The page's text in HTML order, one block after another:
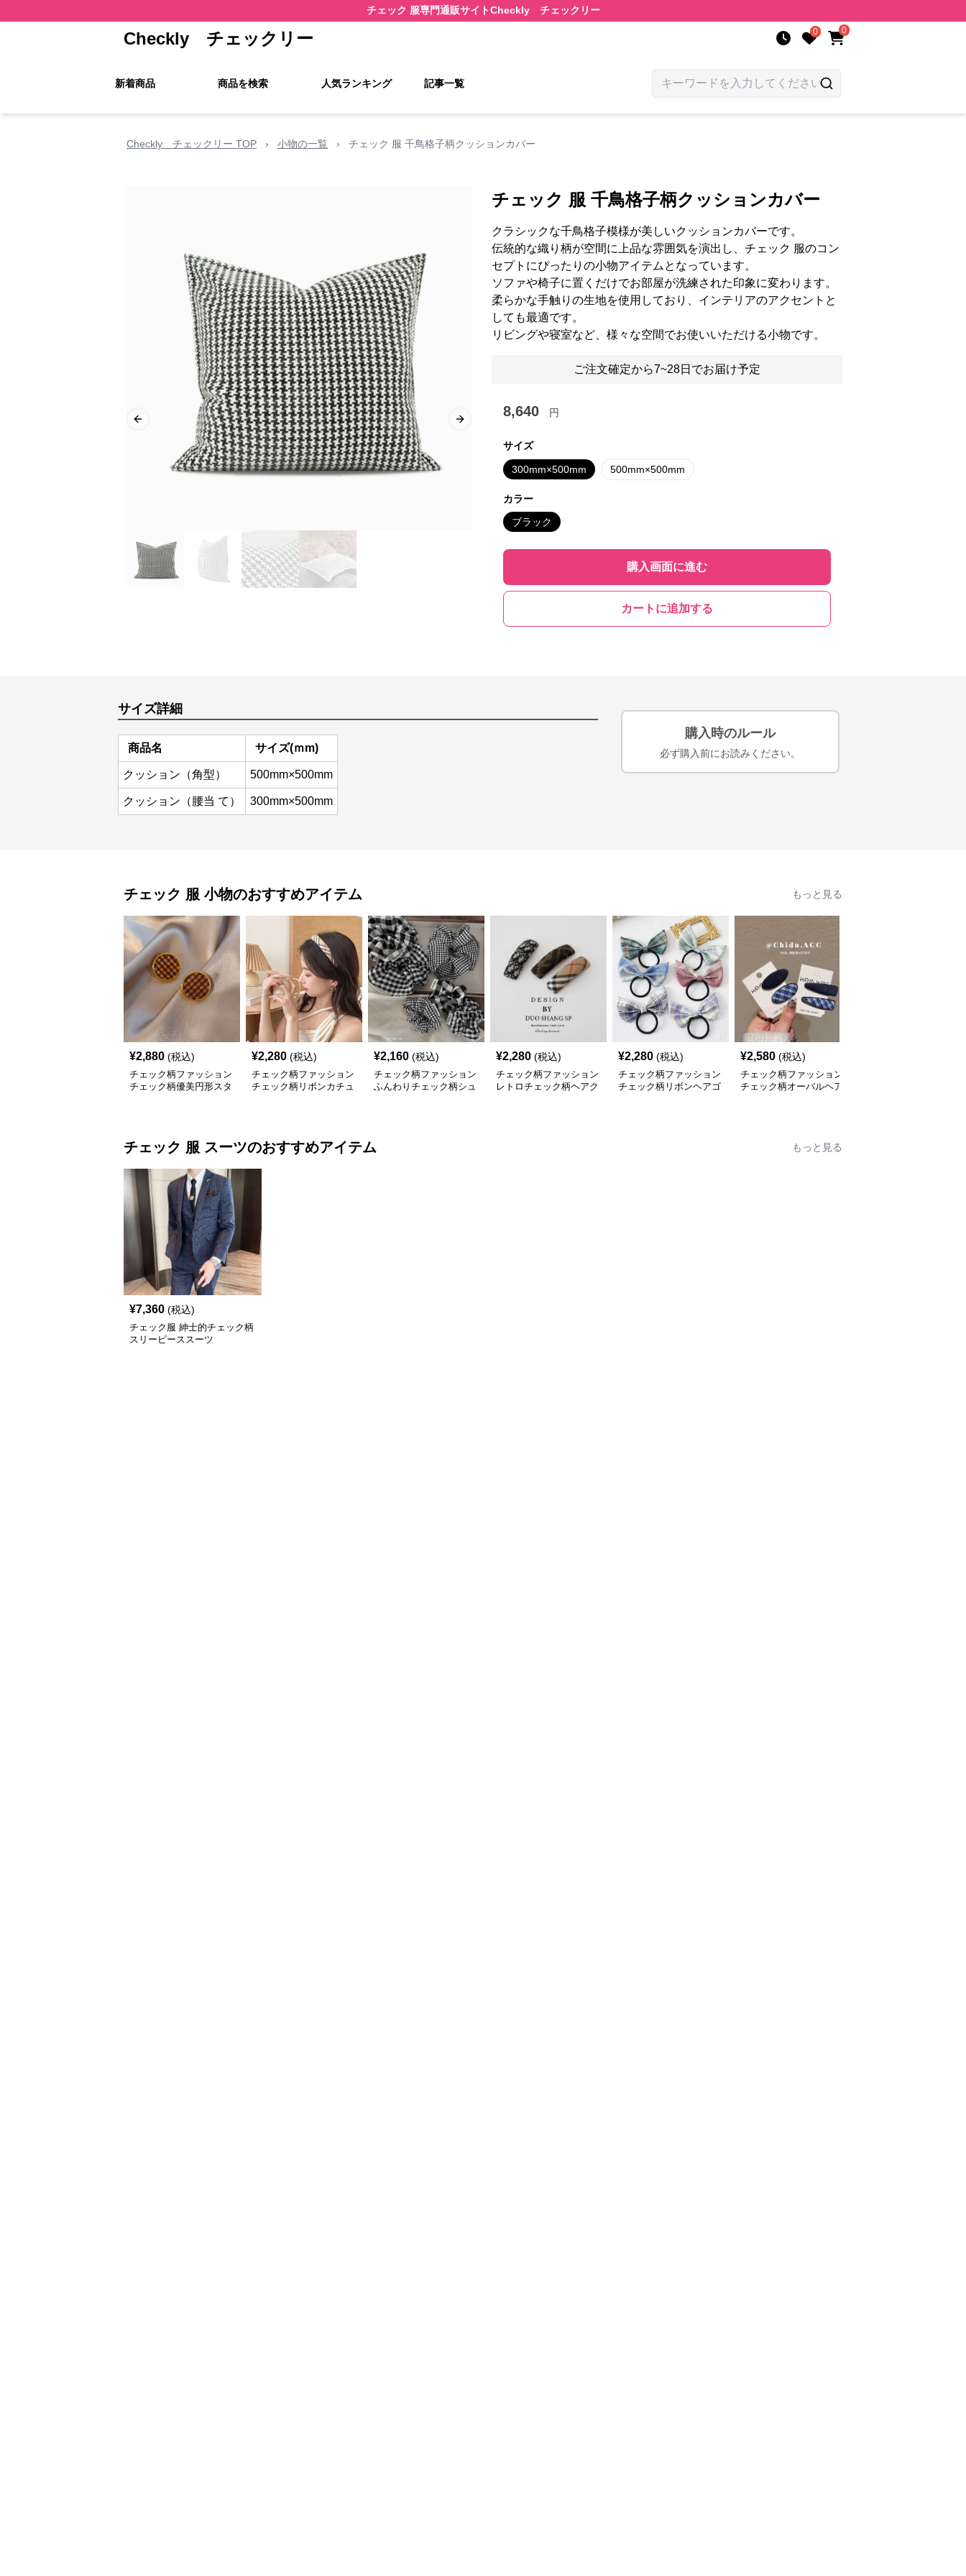
チェック 服専門通販サイトCheckly チェックリー
Checkly チェックリー 0 0
新着商品 商品を検索 人気ランキング 記事一覧
Checkly チェックリー TOP › 小物の一覧 › チェック 服 千鳥格子柄クッションカバー
Previous slide Next slide
チェック 服 千鳥格子柄クッションカバー
クラシックな千鳥格子模様が美しいクッションカバーです。
伝統的な織り柄が空間に上品な雰囲気を演出し、チェック 服のコン
セプトにぴったりの小物アイテムとなっています。
ソファや椅子に置くだけでお部屋が洗練された印象に変わります。
柔らかな手触りの生地を使用しており、インテリアのアクセントと
しても最適です。
リビングや寝室など、様々な空間でお使いいただける小物です。
ご注文確定から7~28日でお届け予定
8,640 円
サイズ
300mm×500mm 500mm×500mm
カラー
ブラック
購入画面に進む
カートに追加する
サイズ詳細
商品名 サイズ(ｍm)
クッション（角型） 500mm×500mm
クッション（腰当 て） 300mm×500mm
購入時のルール
必ず購入前にお読みください。
チェック 服 小物のおすすめアイテム もっと見る
¥2,880 (税込)
チェック柄ファッション
チェック柄優美円形スタ
¥2,280 (税込)
チェック柄ファッション
チェック柄リボンカチュ
¥2,160 (税込)
チェック柄ファッション
ふんわりチェック柄シュ
¥2,280 (税込)
チェック柄ファッション
レトロチェック柄ヘアク
¥2,280 (税込)
チェック柄ファッション
チェック柄リボンヘアゴ
¥2,580 (税込)
チェック柄ファッション
チェック柄オーバルヘア
チェック 服 スーツのおすすめアイテム もっと見る
¥7,360 (税込)
チェック服 紳士的チェック柄
スリーピーススーツ